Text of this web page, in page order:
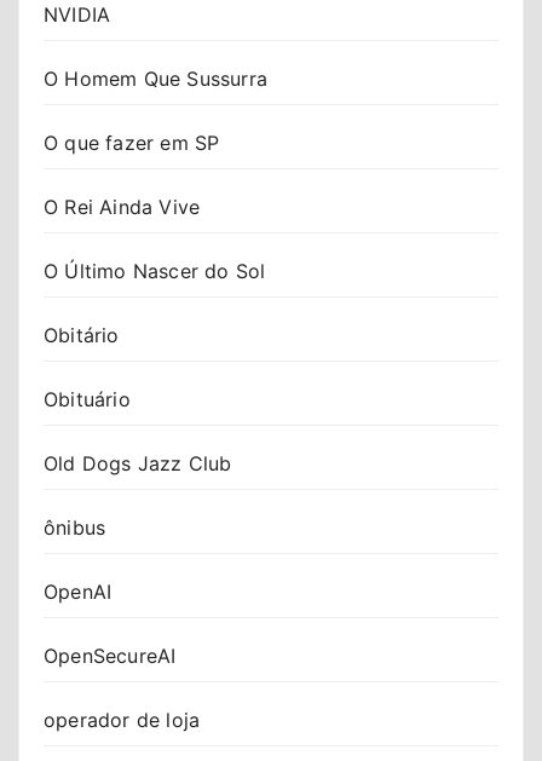
NVIDIA
O Homem Que Sussurra
O que fazer em SP
O Rei Ainda Vive
O Último Nascer do Sol
Obitário
Obituário
Old Dogs Jazz Club
ônibus
OpenAI
OpenSecureAI
operador de loja